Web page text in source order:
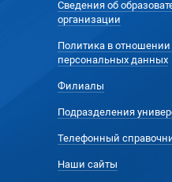
Сведения об
организации
Политика в отношении
персональных данных
Филиалы
Подразделения
Телефонный
Наши сайты